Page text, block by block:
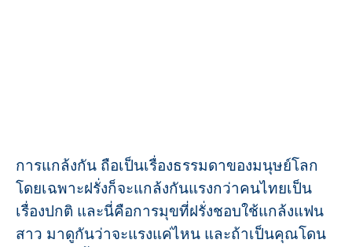
การแกล้งกัน ถือเป็นเรื่องธรรมดาของมนุษย์โลก
โดยเฉพาะฝรั่งก็จะแกล้งกันแรงกว่าคนไทยเป็น
เรื่องปกติ และนี่คือการมุขที่ฝรั่งชอบใช้แกล้งแฟน
สาว มาดูกันว่าจะแรงแค่ไหน และถ้าเป็นคุณโดน